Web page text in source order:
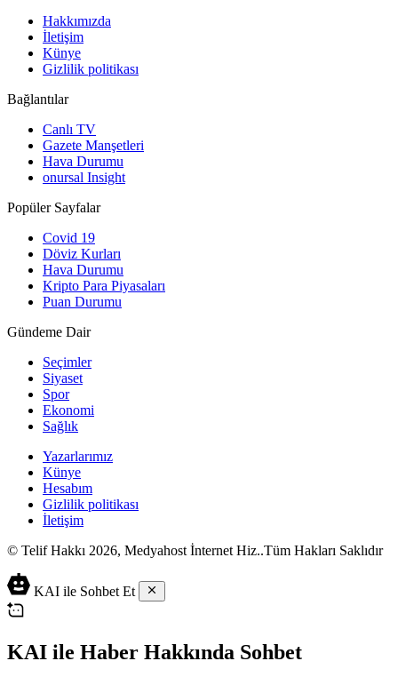
Hakkımızda
İletişim
Künye
Gizlilik politikası
Bağlantılar
Canlı TV
Gazete Manşetleri
Hava Durumu
onursal Insight
Popüler Sayfalar
Covid 19
Döviz Kurları
Hava Durumu
Kripto Para Piyasaları
Puan Durumu
Gündeme Dair
Seçimler
Siyaset
Spor
Ekonomi
Sağlık
Yazarlarımız
Künye
Hesabım
Gizlilik politikası
İletişim
© Telif Hakkı 2026, Medyahost İnternet Hiz..Tüm Hakları Saklıdır
casino
siteleri
casino
2023
lordcasino
canlı
casino
siteleri
iyi
casino
ev
yapımı
salça
KAI ile Sohbet Et
KAI ile Haber Hakkında Sohbet